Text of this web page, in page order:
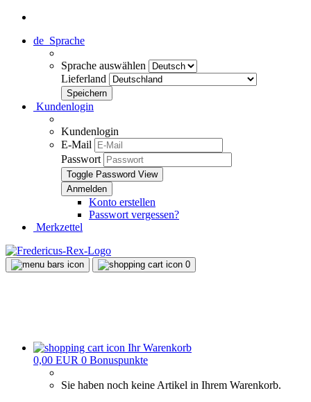
de Sprache
Sprache auswählen
Lieferland
Kundenlogin
Kundenlogin
E-Mail
Passwort
Toggle Password View
Konto erstellen
Passwort vergessen?
Merkzettel
0
Ihr Warenkorb
0,00 EUR 0 Bonuspunkte
Sie haben noch keine Artikel in Ihrem Warenkorb.